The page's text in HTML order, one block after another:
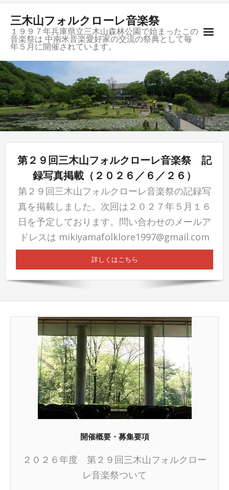
三木山フォルクローレ音楽祭
１９９７年兵庫県立三木山森林公園で始まったこの
音楽祭は 中南米音楽愛好家の交流の祭典として毎
年５月に開催されています。
ご挨拶
開催記録
募集要項
会場のご案内
お問合せ
グループ紹介
リンク
第２９回三木山フォルクローレ音楽祭 記
録写真掲載（２０２６／６／２６）
第２９回三木山フォルクローレ音楽祭の記録写
真を掲載しました。次回は２０２７年５月１６
日を予定しております。問い合わせのメールア
ドレスは mikiyamafolklore1997@gmail.com
詳しくはこちら
開催概要・募集要項
２０２６年度 第２９回三木山フォルクロー
レ音楽祭ついて